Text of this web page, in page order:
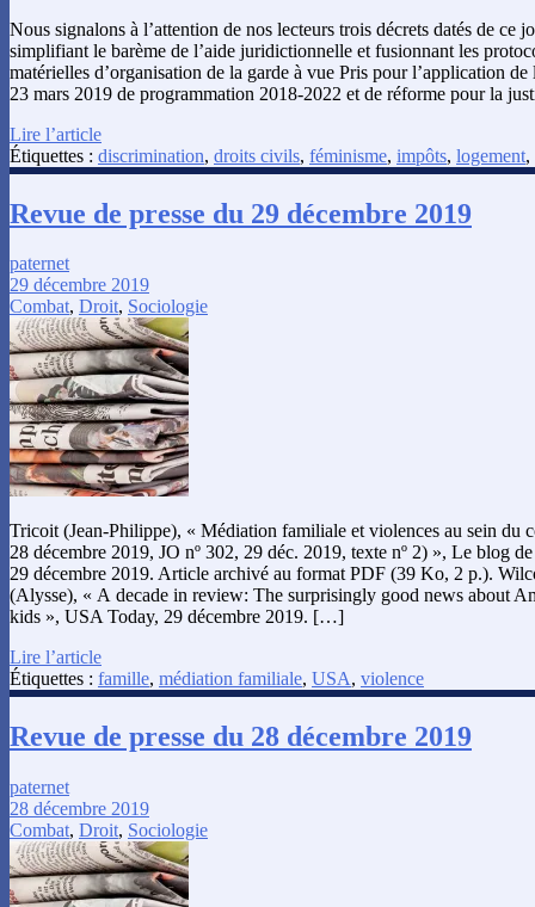
Nous signalons à l’attention de nos lecteurs trois décrets datés de ce
simplifiant le barème de l’aide juridictionnelle et fusionnant les
matérielles d’organisation de la garde à vue Pris pour l’application
23 mars 2019 de programmation 2018-2022 et de réforme pour la
Lire l’article
Étiquettes : discrimination, droits civils, féminisme, impôts, logement,
Revue de presse du 29 décembre 2019
paternet
29 décembre 2019
Combat, Droit, Sociologie
Tricoit (Jean-Philippe), « Médiation familiale et violences au sein du
28 décembre 2019, JO nº 302, 29 déc. 2019, texte nº 2) », Le blog
29 décembre 2019. Article archivé au format PDF (39 Ko, 2 p.).
(Alysse), « A decade in review: The surprisingly good news about
kids », USA Today, 29 décembre 2019. […]
Lire l’article
Étiquettes : famille, médiation familiale, USA, violence
Revue de presse du 28 décembre 2019
paternet
28 décembre 2019
Combat, Droit, Sociologie